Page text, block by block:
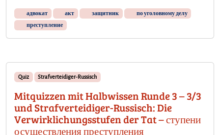
t
r
G
R
o
адвокат акт защитник
по уголовному делу
преступление
Quiz Strafverteidiger-Russisch
Mitquizzen mit Halbwissen Runde 3 – 3/3
und Strafverteidiger-Russisch: Die
Verwirklichungsstufen der Tat – ступени
осуществления преступления